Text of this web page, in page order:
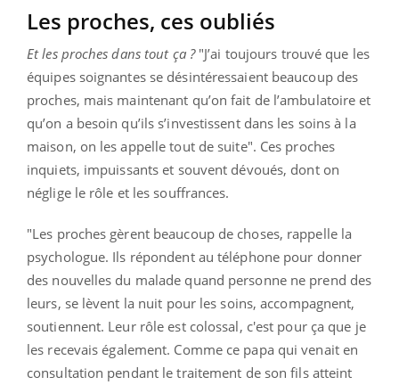
Les proches, ces oubliés
Et les proches dans tout ça ?"J’ai toujours trouvé que les
équipes soignantes se désintéressaient beaucoup des
proches, mais maintenant qu’on fait de l’ambulatoire et
qu’on a besoin qu’ils s’investissent dans les soins à la
maison, on les appelle tout de suite". Ces proches
inquiets, impuissants et souvent dévoués, dont on
néglige le rôle et les souffrances.
"Les proches gèrent beaucoup de choses, rappelle la
psychologue. Ils répondent au téléphone pour donner
des nouvelles du malade quand personne ne prend des
leurs, se lèvent la nuit pour les soins, accompagnent,
soutiennent. Leur rôle est colossal, c'est pour ça que je
les recevais également. Comme ce papa qui venait en
consultation pendant le traitement de son fils atteint